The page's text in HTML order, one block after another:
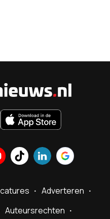
Adverteren
Auteursrechten